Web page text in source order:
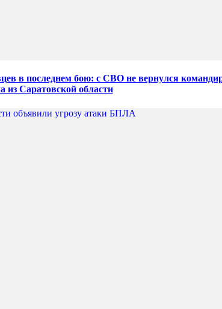
в последнем бою: с СВО не вернулся
из Саратовской области